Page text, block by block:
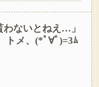
→イラっとしたので…
妹は綺麗な容姿のおかげで寄ってくる男が多かった。妹が結婚相手にと決めたA男は上辺は善良な人間だったが中身は糞だった…それが分かったのは妹が交通事故で亡くなってからだ…
わないとねえ…」
トメ、(*ﾟ∀ﾟ)=3ﾑ